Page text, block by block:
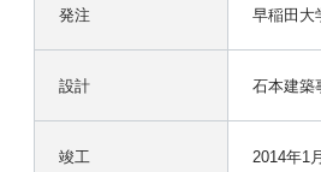
発注 早稲田大
設計 石本建築
竣工 2014年1